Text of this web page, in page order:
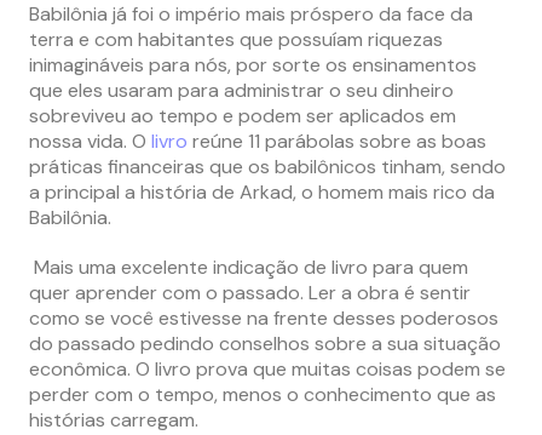
Babilônia já foi o império mais próspero da face da
terra e com habitantes que possuíam riquezas
inimagináveis para nós, por sorte os ensinamentos
que eles usaram para administrar o seu dinheiro
sobreviveu ao tempo e podem ser aplicados em
nossa vida. O livro reúne 11 parábolas sobre as boas
práticas financeiras que os babilônicos tinham, sendo
a principal a história de Arkad, o homem mais rico da
Babilônia.
Mais uma excelente indicação de livro para quem
quer aprender com o passado. Ler a obra é sentir
como se você estivesse na frente desses poderosos
do passado pedindo conselhos sobre a sua situação
econômica. O livro prova que muitas coisas podem se
perder com o tempo, menos o conhecimento que as
histórias carregam.